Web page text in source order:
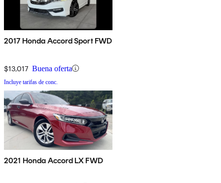
2017 Honda Accord Sport FWD
$13,017 Buena oferta
Incluye tarifas de conc.
2021 Honda Accord LX FWD